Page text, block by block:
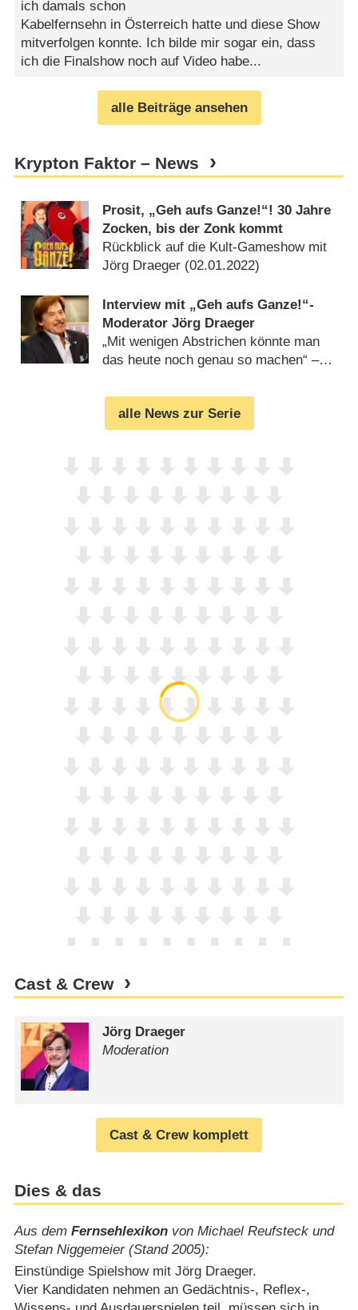
ich damals schon
Kabelfernsehn in Österreich hatte und diese Show
mitverfolgen konnte. Ich bilde mir sogar ein, dass
ich die Finalshow noch auf Video habe...
alle Beiträge ansehen
Krypton Faktor – News
Prosit, „Geh aufs Ganze!“! 30 Jahre
Zocken, bis der Zonk kommt
Rückblick auf die Kult-Gameshow mit
Jörg Draeger (02.01.2022)
Interview mit „Geh aufs Ganze!“-
Moderator Jörg Draeger
„Mit wenigen Abstrichen könnte man
das heute noch genau so machen“ –
Riedmeier (01.10.2013)
alle News zur Serie
Cast & Crew
Jörg Draeger
Moderation
Cast & Crew komplett
Dies & das
Aus dem Fernsehlexikonvon Michael Reufsteck und
Stefan Niggemeier (Stand 2005):
Einstündige Spielshow mit Jörg Draeger.
Vier Kandidaten nehmen an Gedächtnis-, Reflex-,